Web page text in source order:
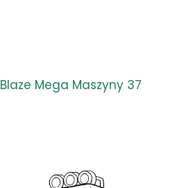
Blaze Mega Maszyny 37